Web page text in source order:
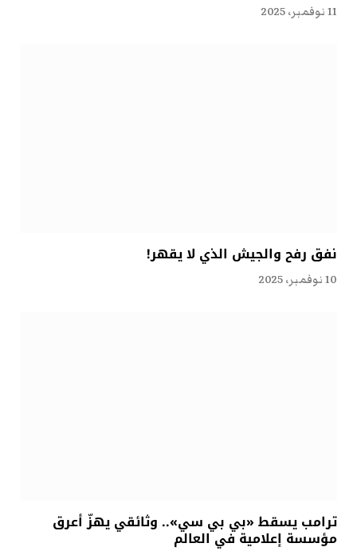
11 نوفمبر، 2025
نفق رفح والجيش الذي لا يقهر!
10 نوفمبر، 2025
ترامب يسقط «بي بي سي».. وثائقي يهزّ أعرق
مؤسسة إعلامية في العالم